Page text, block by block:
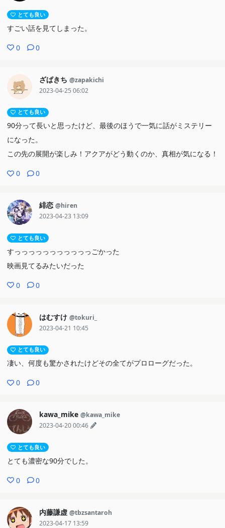
とても良い
すごい話を見てしまった。
0 0
ざぱきち @zapakichi
2023-04-25 06:02
とても良い
90分って長いと思ったけど、最後のほうで一気に話がミステリー
になった。
この先の展開が楽しみ！アクアがどう動くのか、真相が気になる！
0 0
緋恋 @hiren
2023-04-23 13:09
とても良い
すっっっっっっっっっっっごかった
映画見てるみたいだった
0 0
はむすけ @tokuri_
2023-04-21 10:45
とても良い
凄い、何度も驚かされたけどその全てがプロローグだった。
0 0
kawa_mike @kawa_mike
2023-04-20 00:46
とても良い
とても濃密な90分でした。
0 0
内藤謙虚 @tbzsantaroh
2023-04-17 13:59